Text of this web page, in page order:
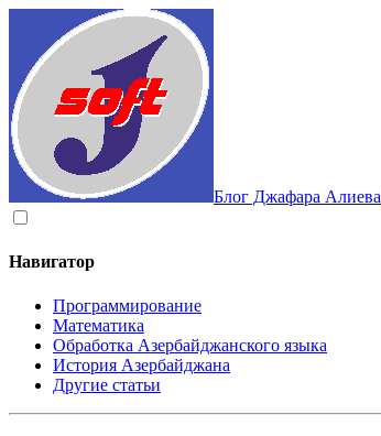
Блог Джафара Алиева
Навигатор
Программирование
Математика
Обработка Азербайджанского языка
История Азербайджана
Другие статьи